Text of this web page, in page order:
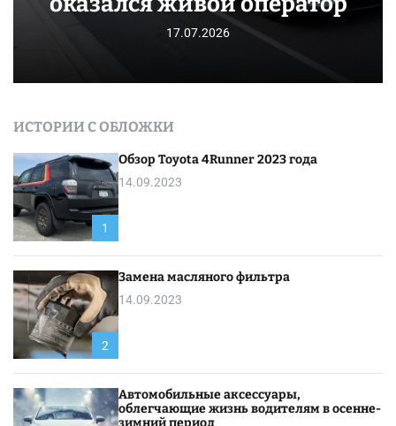
17.07.2026
ИСТОРИИ С ОБЛОЖКИ
1
Обзор Toyota 4Runner 2023 года
14.09.2023
2
Замена масляного фильтра
14.09.2023
Автомобильные аксессуары,
облегчающие жизнь водителям в осенне-